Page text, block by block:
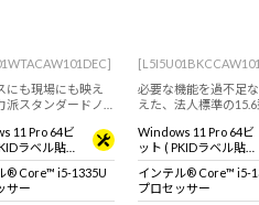
にも現場にも映え
派スタンダードノ
11 Pro 64ビ
ラベル貼付
® Core™ i5-1335U
サー
必要な機能を過不足
えた、法人標準の
Windows 11 Pro 64ビ
ット ( PKIDラベル貼付
対応 )
インテル® Core™ i5-
プロセッサー